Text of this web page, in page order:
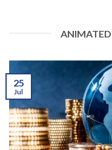
ANIMATED
25
Jul